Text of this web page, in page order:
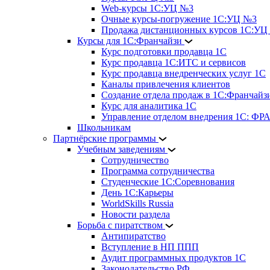
Web-курсы 1С:УЦ №3
Очные курсы-погружение 1С:УЦ №3
Продажа дистанционных курсов
Курсы для 1С:Франчайзи
Курс подготовки продавца 1С
Курс продавца 1С:ИТС и сервисов
Курс продавца внедренческих услуг 1С
Каналы привлечения клиентов
Создание отдела продаж в
Курс для аналитика 1С
Управление отделом внедрения 1С:
Школьникам
Партнёрские программы
Учебным заведениям
Сотрудничество
Программа сотрудничества
Студенческие 1С:Соревнования
День 1С:Карьеры
WorldSkills Russia
Новости раздела
Борьба с пиратством
Антипиратство
Вступление в НП ППП
Аудит программных продуктов 1С